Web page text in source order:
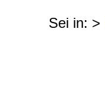
Sei in: >